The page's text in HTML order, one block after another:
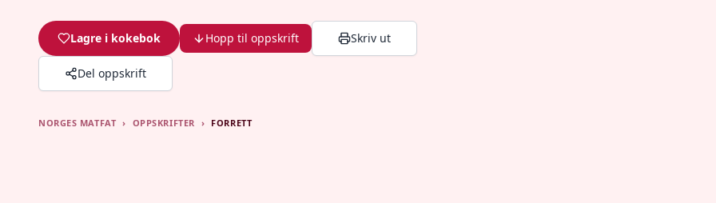
Lagre i kokebok Hopp til oppskrift Skriv ut
Del oppskrift
NORGES MATFAT › OPPSKRIFTER › FORRETT